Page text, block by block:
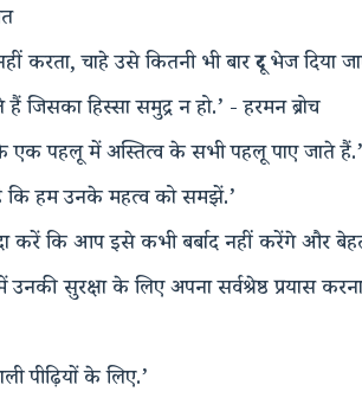
चाहे उसे कितनी भी बार दूर भेज दिया
जिसका हिस्सा समुद्र न हो.’ - हरमन ब्रोच
पहलू में अस्तित्व के सभी पहलू पाए जाते
कि हम उनके महत्व को समझें.’
करें कि आप इसे कभी बर्बाद नहीं करेंगे और
सुरक्षा के लिए अपना सर्वश्रेष्ठ प्रयास
पीढ़ियों के लिए.’